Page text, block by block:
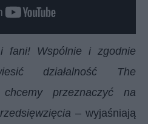
fani! Wspólnie i zgodnie
działalność The
przeznaczyć na
– wyjaśniają